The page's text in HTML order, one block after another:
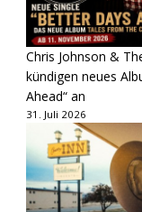
Chris Johnson &
kündigen neues
Ahead“ an
31. Juli 2026